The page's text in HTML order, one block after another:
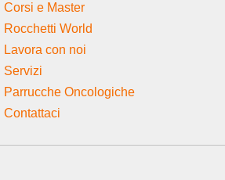
Corsi e Master
Rocchetti World
Lavora con noi
Servizi
Parrucche Oncologiche
Contattaci